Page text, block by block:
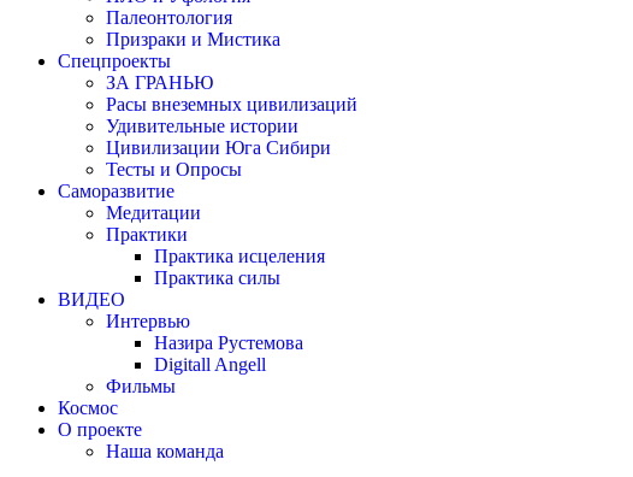
Палеонтология
Призраки и Мистика
Спецпроекты
ЗА ГРАНЬЮ
Расы внеземных цивилизаций
Удивительные истории
Цивилизации Юга Сибири
Тесты и Опросы
Саморазвитие
Медитации
Практики
Практика исцеления
Практика силы
ВИДЕО
Интервью
Назира Рустемова
Digitall Angell
Фильмы
Космос
О проекте
Наша команда